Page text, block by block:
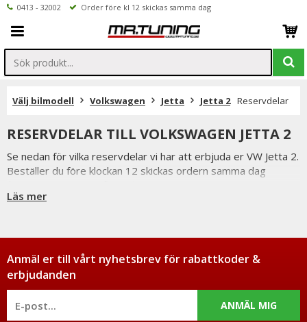
0413 - 32002 Order före kl 12 skickas samma dag
Välj bilmodell Volkswagen Jetta Jetta 2 Reservdelar
RESERVDELAR TILL VOLKSWAGEN JETTA 2
Se nedan för vilka reservdelar vi har att erbjuda er VW Jetta 2.
Beställer du före klockan 12 skickas ordern samma dag
Vi på Mr Tuning har själva ett stort intresse för bilstyling &
får du gärna kontakta oss då vi själva har ett brinnande
intresse för bilstyling & biltuning och svarar gladeligen på era
funderingar. På vardagar mellan 09 - 16 kan ni nå oss via
telefon: 0413-32002. Ni når oss även via
mail: info@mrtuning.se
Läs mer
Anmäl er till vårt nyhetsbrev för rabattkoder &
erbjudanden
ANMÄL MIG